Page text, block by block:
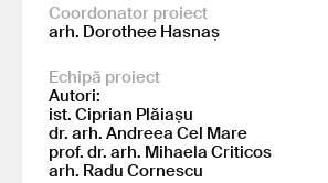
Coordonator proiect
arh. Dorothee Hasnaș
Echipă proiect
Autori:
ist. Ciprian Plăiașu
dr. arh. Andreea Cel Mare
prof. dr. arh. Mihaela Criticos
arh. Radu Cornescu